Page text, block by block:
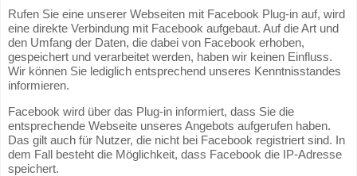
Rufen Sie eine unserer Webseiten mit Facebook Plug-in auf, wird
eine direkte Verbindung mit Facebook aufgebaut. Auf die Art und
den Umfang der Daten, die dabei von Facebook erhoben,
gespeichert und verarbeitet werden, haben wir keinen Einfluss.
Wir können Sie lediglich entsprechend unseres Kenntnisstandes
informieren.
Facebook wird über das Plug-in informiert, dass Sie die
entsprechende Webseite unseres Angebots aufgerufen haben.
Das gilt auch für Nutzer, die nicht bei Facebook registriert sind. In
dem Fall besteht die Möglichkeit, dass Facebook die IP-Adresse
speichert.